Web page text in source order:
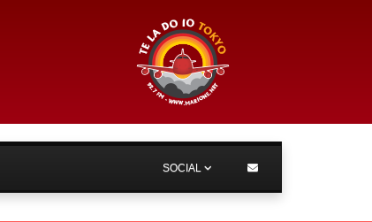
SOCIAL